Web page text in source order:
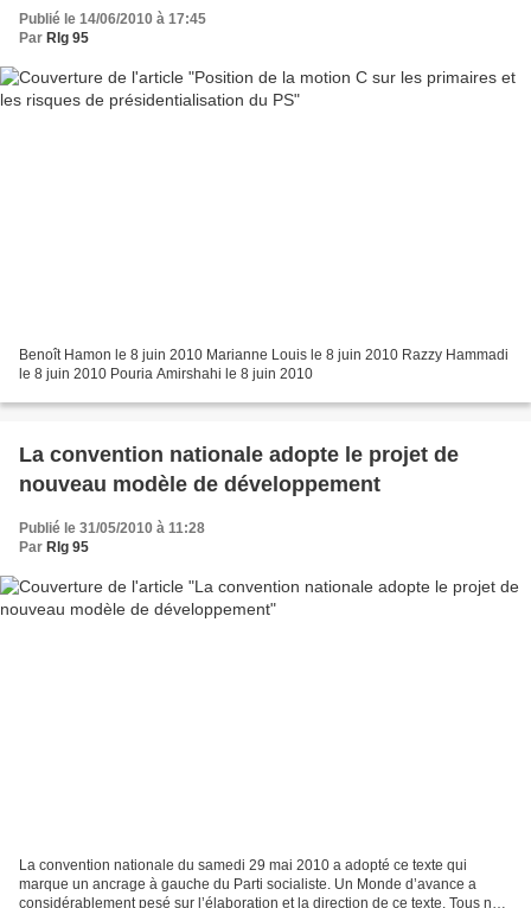
Publié le 14/06/2010 à 17:45
Par Rlg 95
Benoît Hamon le 8 juin 2010 Marianne Louis le 8 juin 2010 Razzy Hammadi
le 8 juin 2010 Pouria Amirshahi le 8 juin 2010
La convention nationale adopte le projet de
nouveau modèle de développement
Publié le 31/05/2010 à 11:28
Par Rlg 95
La convention nationale du samedi 29 mai 2010 a adopté ce texte qui
marque un ancrage à gauche du Parti socialiste. Un Monde d’avance a
considérablement pesé sur l’élaboration et la direction de ce texte. Tous nos